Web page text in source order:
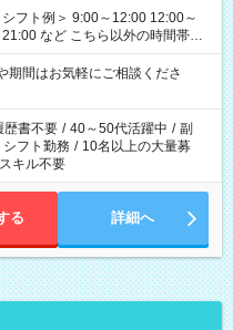
以外の時間帯も
間はお気軽にご相談くださ
歴書不要 / 40～50代活躍中 / 副
シフト勤務 / 10名以上の大量募
キル不要
る 詳細へ